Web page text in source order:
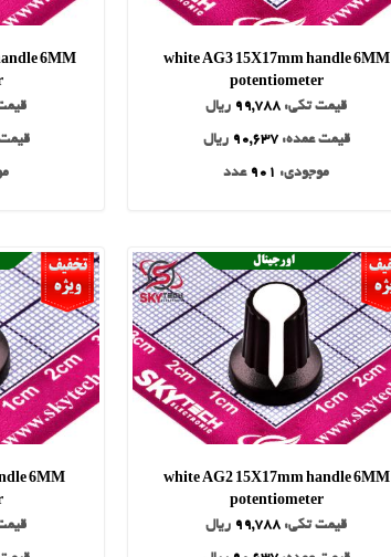
white AG3 15X17mm handle 6MM
potentiometer
قیمت تکی: 99,788 ریال
قیمت عمده:90,637 ریال
موجودی: 901 عدد
6MM
white AG2 15X17mm handle 6MM
potentiometer
قیمت تکی: 99,788 ریال
6MM